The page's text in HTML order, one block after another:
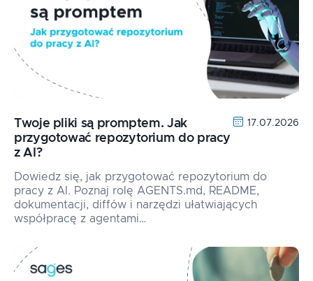
Twoje pliki są promptem. Jak
przygotować repozytorium do pracy
z AI?
17.07.2026
Dowiedz się, jak przygotować repozytorium do
pracy z AI. Poznaj rolę AGENTS.md, README,
dokumentacji, diffów i narzędzi ułatwiających
współpracę z agentami…